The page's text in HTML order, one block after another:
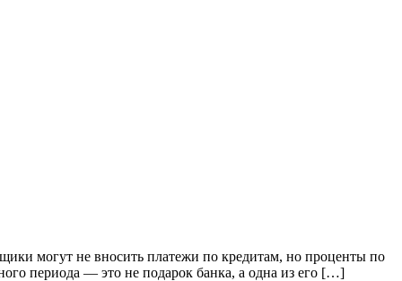
могут не вносить платежи по кредитам, но проценты по
периода — это не подарок банка, а одна из его […]